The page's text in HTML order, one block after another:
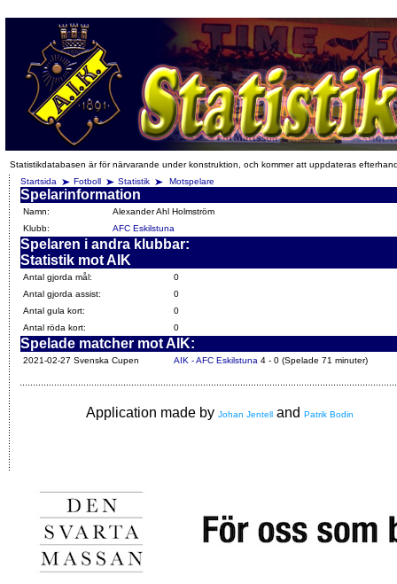
Statistikdatabasen är för närvarande under konstruktion, och kommer att uppdateras
Startsida
Fotboll Statistik Motspelare
Spelarinformation
Namn:
Alexander Ahl Holmström
Klubb:
AFC Eskilstuna
Spelaren i andra klubbar:
Statistik mot AIK
Antal gjorda mål:
0
Antal gjorda assist:
0
Antal gula kort:
0
Antal röda kort:
0
Spelade matcher mot AIK:
2021-02-27 Svenska Cupen AIK - AFC Eskilstuna 4 - 0 (Spelade 71 minuter)
Application made by Johan Jentell and Patrik Bodin